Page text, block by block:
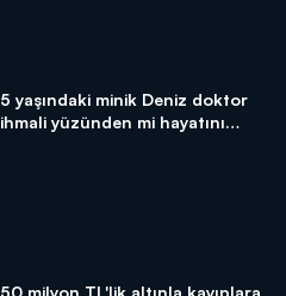
5 yaşındaki minik Deniz doktor
ihmali yüzünden mi hayatını
50 milyon TL'lik altınla kayıplara